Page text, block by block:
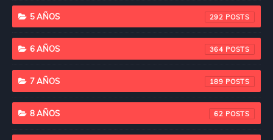
5 AÑOS 292
6 AÑOS 364
7 AÑOS 189
8 AÑOS 62